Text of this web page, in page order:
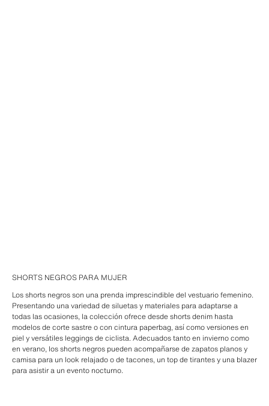
SHORTS NEGROS PARA MUJER
Los shorts negros son una prenda imprescindible del vestuario femenino.
Presentando una variedad de siluetas y materiales para adaptarse a
todas las ocasiones, la colección ofrece desde shorts denim hasta
modelos de corte sastre o con cintura paperbag, así como versiones en
piel y versátiles leggings de ciclista. Adecuados tanto en invierno como
en verano, los shorts negros pueden acompañarse de zapatos planos y
camisa para un look relajado o de tacones, un top de tirantes y una blazer
para asistir a un evento nocturno.